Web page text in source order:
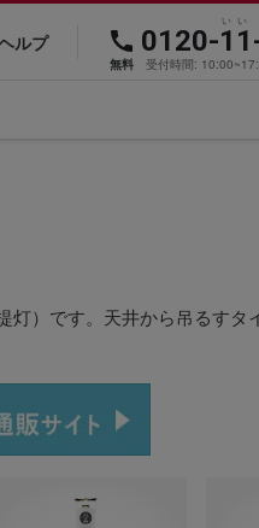
ルプ
無料
いい
0120-
受付時間:
）です。天井から吊るす